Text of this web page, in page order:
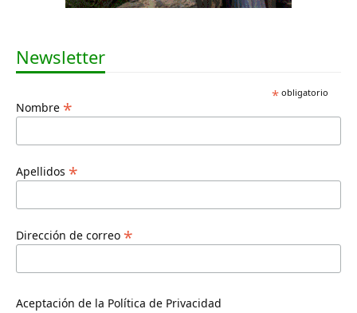
Newsletter
*obligatorio
Nombre *
Apellidos *
Dirección de correo *
Aceptación de la Política de Privacidad